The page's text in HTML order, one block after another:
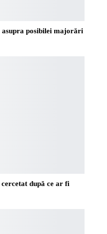
posibilei majorări
după ce ar fi